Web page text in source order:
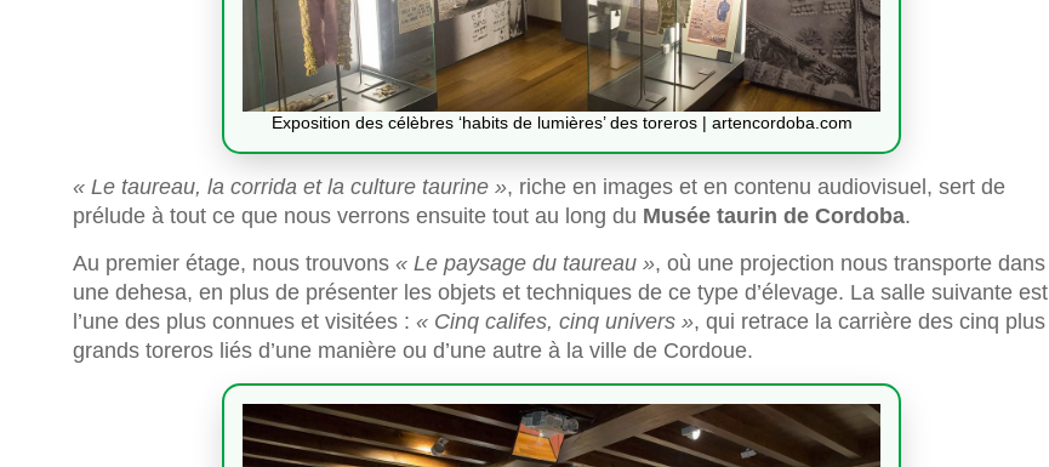
Exposition des célèbres ‘habits de lumières’ des toreros | artencordoba.com
« Le taureau, la corrida et la culture taurine », riche en images et en contenu audiovisuel, sert de
prélude à tout ce que nous verrons ensuite tout au long du Musée taurin de Cordoba.
Au premier étage, nous trouvons « Le paysage du taureau », où une projection nous transporte dans
une dehesa, en plus de présenter les objets et techniques de ce type d’élevage. La salle suivante est
l’une des plus connues et visitées : « Cinq califes, cinq univers », qui retrace la carrière des cinq plus
grands toreros liés d’une manière ou d’une autre à la ville de Cordoue.